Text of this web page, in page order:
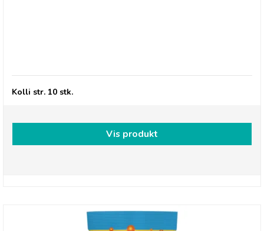
Kolli str. 10 stk.
Vis produkt